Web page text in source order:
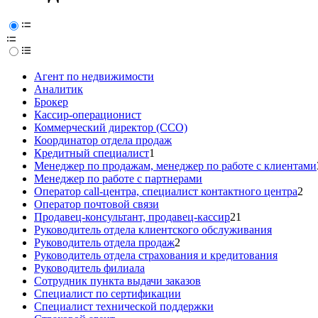
Агент по недвижимости
Аналитик
Брокер
Кассир-операционист
Коммерческий директор (CCO)
Координатор отдела продаж
Кредитный специалист1
Менеджер по продажам, менеджер по работе с клиентами
Менеджер по работе с партнерами
Оператор call-центра, специалист контактного центра2
Оператор почтовой связи
Продавец-консультант, продавец-кассир21
Руководитель отдела клиентского обслуживания
Руководитель отдела продаж2
Руководитель отдела страхования и кредитования
Руководитель филиала
Сотрудник пункта выдачи заказов
Специалист по сертификации
Специалист технической поддержки